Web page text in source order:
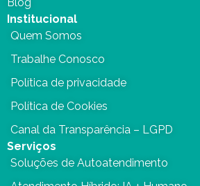
Institucional
Quem Somos
Trabalhe Conosco
Política de privacidade
Política de Cookies
Canal da Transparência – LGPD
Serviços
Soluções de Autoatendimento